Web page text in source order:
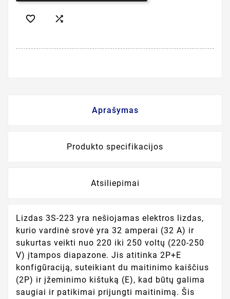
 
Aprašymas
Produkto specifikacijos
Atsiliepimai
Lizdas 3S-223 yra nešiojamas elektros lizdas,
kurio vardinė srovė yra 32 amperai (32 A) ir
sukurtas veikti nuo 220 iki 250 voltų (220-250
V) įtampos diapazone. Jis atitinka 2P+E
konfigūraciją, suteikiant du maitinimo kaiščius
(2P) ir įžeminimo kištuką (E), kad būtų galima
saugiai ir patikimai prijungti maitinimą. Šis